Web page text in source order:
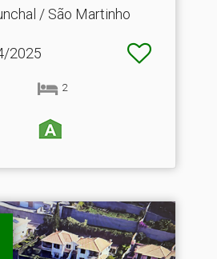
/ São Martinho
2025
2